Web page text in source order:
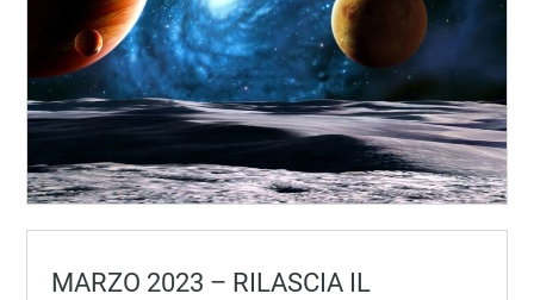
MARZO 2023 – RILASCIA IL